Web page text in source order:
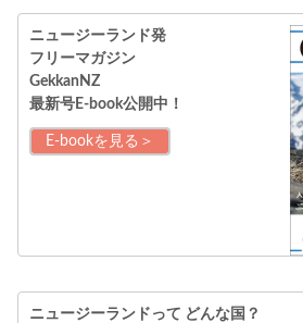
ニュージーランド発
フリーマガジン
GekkanNZ
最新号E-book公開中！
E-bookを見る＞
ニュージーランドって どんな国？